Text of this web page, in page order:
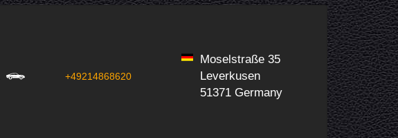
+49214868620
Moselstraße 35
Leverkusen
51371 Germany